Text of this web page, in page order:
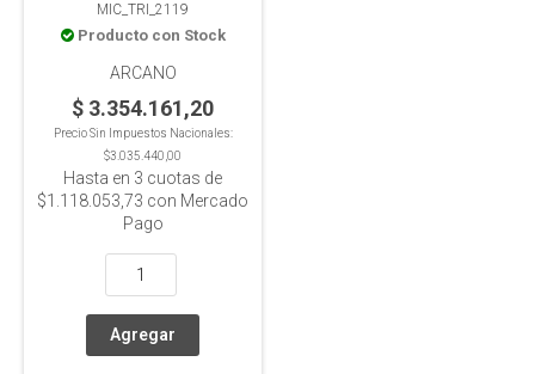
XJL-17AT, Óptica Plana,
4 Objetivos, LED
MIC_TRI_2119
Producto con Stock
ARCANO
$ 3.354.161,20
Precio Sin Impuestos Nacionales:
$3.035.440,00
Hasta en 3 cuotas de
$1.118.053,73 con Mercado
Pago